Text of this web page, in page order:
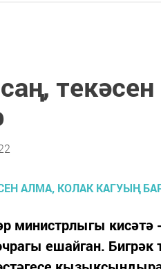
министрлыгы кисәтә
ешайган. Бигрәк